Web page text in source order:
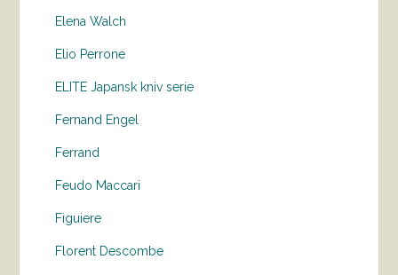
Elena Walch
Elio Perrone
ELITE Japansk kniv serie
Fernand Engel
Ferrand
Feudo Maccari
Figuiere
Florent Descombe